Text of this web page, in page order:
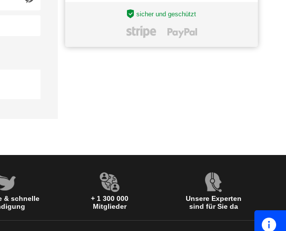
sicher und geschützt
+ 1 300 000
Mitglieder
& schnelle
Unsere Experten
sind für Sie da